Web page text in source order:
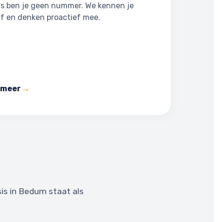
ben je geen nummer. We kennen je
en denken proactief mee.
in Bedum staat als